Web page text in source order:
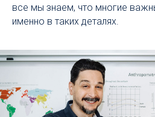
все мы знаем, что многие
именно в таких деталях.